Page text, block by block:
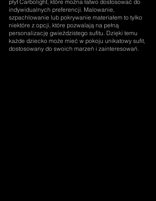
płyt Carbolight, które można łatwo dostosować do
indywidualnych preferencji. Malowanie,
szpachlowanie lub pokrywanie materiałem to tylko
niektóre z opcji, które pozwalają na pełną
personalizację gwieździstego sufitu. Dzięki temu
każde dziecko może mieć w pokoju unikatowy sufit,
dostosowany do swoich marzeń i zainteresowań.